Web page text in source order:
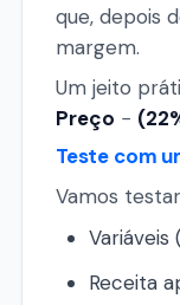
que, depois
margem.
Um jeito
Preço −
Teste com
Vamos
Variáveis
Receita